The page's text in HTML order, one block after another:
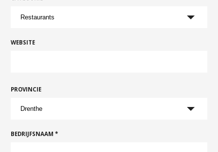
WEBSITE
PROVINCIE
BEDRIJFSNAAM *